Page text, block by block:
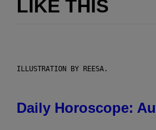
LIKE THIS
ILLUSTRATION BY REESA.
Daily Horoscope: